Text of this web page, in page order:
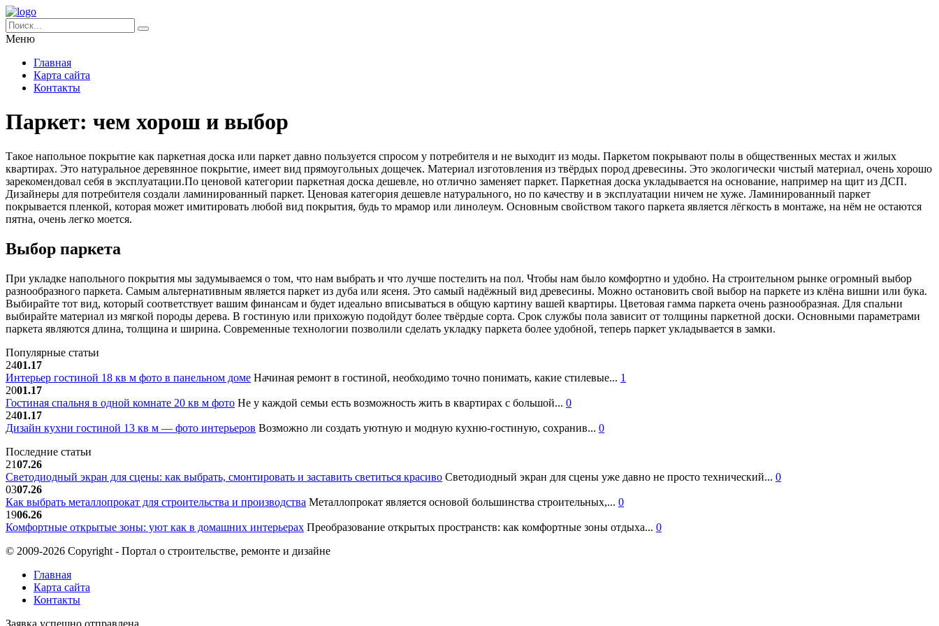
Меню
Главная
Карта сайта
Контакты
Паркет: чем хорош и выбор
Такое напольное покрытие как паркетная доска или паркет давно пользуется спросом у потребителя и не выходит из моды. Паркетом покрывают полы в общественных местах и жилых
квартирах. Это натуральное деревянное покрытие, имеет вид прямоугольных дощечек. Материал изготовления из твёрдых пород древесины. Это экологически чистый материал, очень хорошо
зарекомендовал себя в эксплуатации.По ценовой категории паркетная доска дешевле, но отлично заменяет паркет. Паркетная доска укладывается на основание, например на щит из ДСП.
Дизайнеры для потребителя создали ламинированный паркет. Ценовая категория дешевле натурального, но по качеству и в эксплуатации ничем не хуже. Ламинированный паркет
покрывается пленкой, которая может имитировать любой вид покрытия, будь то мрамор или линолеум. Основным свойством такого паркета является лёгкость в монтаже, на нём не остаются
пятна, очень легко моется.
Выбор паркета
При укладке напольного покрытия мы задумываемся о том, что нам выбрать и что лучше постелить на пол. Чтобы нам было комфортно и удобно. На строительном рынке огромный выбор
разнообразного паркета. Самым альтернативным является паркет из дуба или ясеня. Это самый надёжный вид древесины. Можно остановить свой выбор на паркете из клёна вишни или бука.
Выбирайте тот вид, который соответствует вашим финансам и будет идеально вписываться в общую картину вашей квартиры. Цветовая гамма паркета очень разнообразная. Для спальни
выбирайте материал из мягкой породы дерева. В гостиную или прихожую подойдут более твёрдые сорта. Срок службы пола зависит от толщины паркетной доски. Основными параметрами
паркета являются длина, толщина и ширина. Современные технологии позволили сделать укладку паркета более удобной, теперь паркет укладывается в замки.
Популярные статьи
2401.17
Интерьер гостиной 18 кв м фото в панельном доме Начиная ремонт в гостиной, необходимо точно понимать, какие стилевые... 1
2001.17
Гостиная спальня в одной комнате 20 кв м фото Не у каждой семьи есть возможность жить в квартирах с большой... 0
2401.17
Дизайн кухни гостиной 13 кв м — фото интерьеров Возможно ли создать уютную и модную кухню-гостиную, сохранив... 0
Последние статьи
2107.26
Светодиодный экран для сцены: как выбрать, смонтировать и заставить светиться красиво Светодиодный экран для сцены уже давно не просто технический... 0
0307.26
Как выбрать металлопрокат для строительства и производства Металлопрокат является основой большинства строительных,... 0
1906.26
Комфортные открытые зоны: уют как в домашних интерьерах Преобразование открытых пространств: как комфортные зоны отдыха... 0
© 2009-2026 Copyright - Портал о строительстве, ремонте и дизайне
Главная
Карта сайта
Контакты
Заявка успешно отправлена.